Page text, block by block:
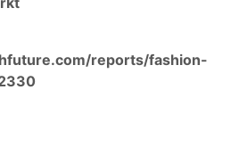
reports/fashion-